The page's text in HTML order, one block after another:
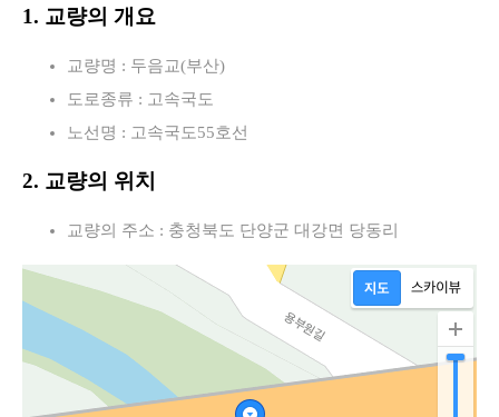
1. 교량의 개요
교량명 : 두음교(부산)
도로종류 : 고속국도
노선명 : 고속국도55호선
2. 교량의 위치
교량의 주소 : 충청북도 단양군 대강면 당동리